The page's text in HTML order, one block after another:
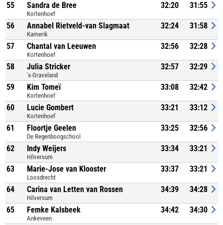
55 Sandra de Bree
Kortenhoef
32:20 31:55
56 Annabel Rietveld-van Slagmaat
Kamerik
32:24 31:58
57 Chantal van Leeuwen
Kortenhoef
32:56 32:28
58 Julia Stricker
's-Graveland
32:57 32:29
59 Kim Tomeï
Kortenhoef
33:08 32:42
60 Lucie Gombert
Kortenhoef
33:21 33:12
61 Floortje Geelen
De Regenboogschool
33:25 32:56
62 Indy Weijers
Hilversum
33:34 33:21
63 Marie-Jose van Klooster
Loosdrecht
33:37 33:21
64 Carina van Letten van Rossen
Hilversum
34:39 34:28
65 Femke Kalsbeek
Ankeveen
34:42 34:30